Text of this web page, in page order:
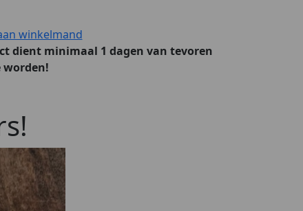
winkelmand
dient minimaal 1 dagen van tevoren
worden!